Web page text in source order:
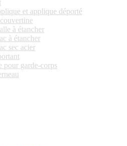
et applique déporté
à étancher
à étancher
sec acier
pour garde-corps